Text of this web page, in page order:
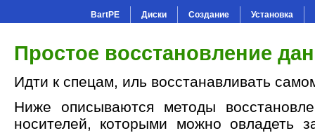
BartPE Диски Создание Установка
Простое восстановление
Идти к спецам, иль восстанавливать
Ниже описываются методы
носителей, которыми можно овладеть